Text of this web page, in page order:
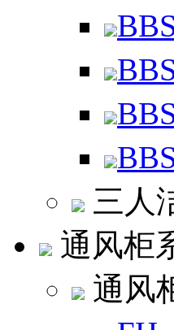
三人
通风柜
通风